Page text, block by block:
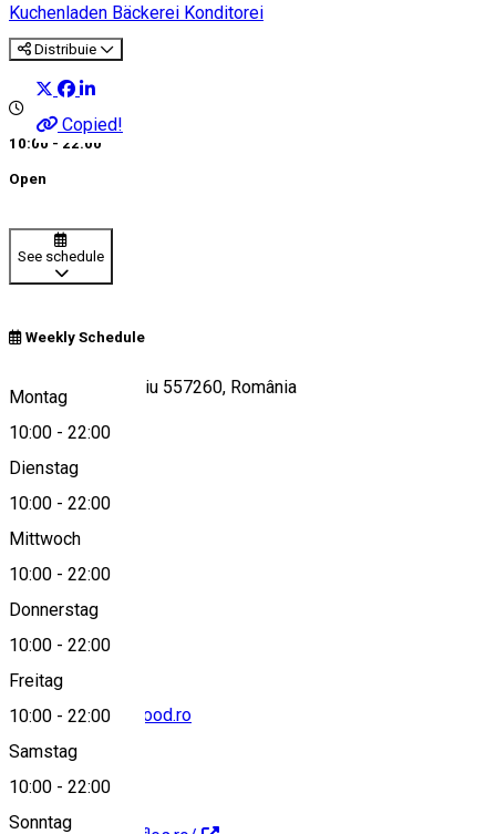
Kuchenladen Bäckerei Konditorei
Distribuie
Copied!
10:00 - 22:00
Open
See schedule
Weekly Schedule
Montag
10:00 - 22:00
Dienstag
10:00 - 22:00
Mittwoch
10:00 - 22:00
Donnerstag
10:00 - 22:00
Freitag
10:00 - 22:00
Samstag
10:00 - 22:00
Sonntag
Strada Lector, Sibiu 557260, România
View on map
contact@loveforfood.ro